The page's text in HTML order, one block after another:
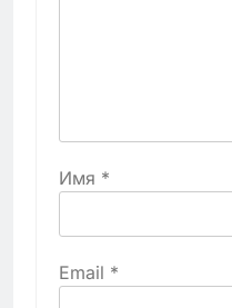
Имя *
Email *